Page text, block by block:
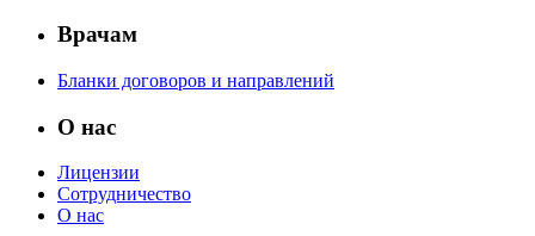
Врачам
Бланки договоров и направлений
О нас
Лицензии
Сотрудничество
О нас